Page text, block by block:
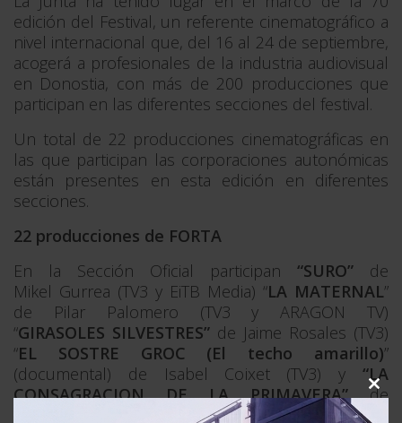
edición del Festival, un referente cinematográfico a
nivel internacional que, del 16 al 24 de septiembre,
acogerá a profesionales de la industria audiovisual
en Donostia, con más de 200 producciones que
participan en las diferentes secciones del festival.
Un total de 22 producciones cinematográficas en
las que participan las corporaciones autonómicas
están presentes en esta edición en diferentes
secciones.
22 producciones de FORTA
En la Sección Oficial participan “SURO” de
Mikel Gurrea (TV3 y EiTB Media) “LA MATERNAL”
de Pilar Palomero (TV3 y ARAGON TV)
“GIRASOLES SILVESTRES” de Jaime Rosales (TV3)
“EL SOSTRE GROC (El techo amarillo)”
(documental) de Isabel Coixet (TV3)
y “LA
CONSAGRACION DE LA PRIMAVERA”de
Fernando Franco (CSRTV y EiTB Media).